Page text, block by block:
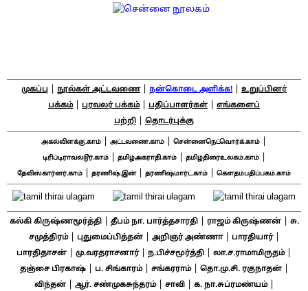
முகப்பு நூல்கள் அட்டவணை| நன்கொடை அளிக்க!
உறுப்பினர்
பக்கம்| புரவலர் பக்கம்| பதிப்பாளர்கள்
எங்களைப்
பற்றி
தொடர்புக்கு
அகல்விளக்கு.காம் அட்டவணை.காம் சென்னைநெட்வொர்க்.காம்
டிரிப்டிராவல்டூர்.காம்| தமிழ்அகராதி.காம்| தமிழ்திரைஉலகம்.காம்|
தேவிஸ்கார்னர்.காம் தரணிஷ்.இன்| தரணிஷ்மார்ட்.காம் கௌதம்பதிப்பகம்.காம்
கல்கி கிருஷ்ணமூர்த்தி| தீபம் நா. பார்த்தசாரதி| ராஜம் கிருஷ்ணன்|
சு.
சமுத்திரம்| புதுமைப்பித்தன்| அறிஞர் அண்ணா| பாரதியார்|
பாரதிதாசன் மு.வரதராசனார்| ந.பிச்சமூர்த்தி லா.ச.ராமாமிருதம்|
தஞ்சை பிரகாஷ்| ப. சிங்காரம்| சங்கரராம்| தொ.மு.சி. ரகுநாதன்|
விந்தன்| ஆர். சண்முகசுந்தரம்| சாவி| க. நா.சுப்ரமண்யம்|